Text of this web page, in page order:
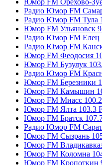
Юмор FM Орехово-
Радио Юмор FM
Радио Юмор FM Тула
Юмор FM Ульяновск
Радио Юмор FM Елец
Радио Юмор FM
Юмор FM Феодосия
Юмор FM Бузулук
Радио Юмор FM
Юмор FM Березники
Юмор FM Камышин
Юмор FM Миасс
Юмор FM Ялта 103.3
Юмор FM Братск
Радио Юмор FM
Юмор FM Сызрань
Юмор FM
Юмор FM Коломна
Юмор FM Кропоткин